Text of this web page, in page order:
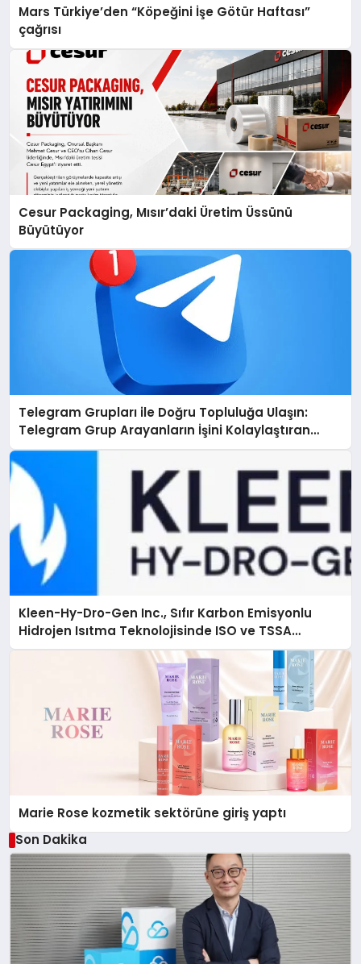
Mars Türkiye’den “Köpeğini İşe Götür Haftası”
çağrısı
Cesur Packaging, Mısır’daki Üretim Üssünü
Büyütüyor
Telegram Grupları ile Doğru Topluluğa Ulaşın:
Telegram Grup Arayanların İşini Kolaylaştıran
Çözüm
Kleen-Hy-Dro-Gen Inc., Sıfır Karbon Emisyonlu
Hidrojen Isıtma Teknolojisinde ISO ve TSSA
Düzenleyici Onaylarını Aldı
Marie Rose kozmetik sektörüne giriş yaptı
Son Dakika